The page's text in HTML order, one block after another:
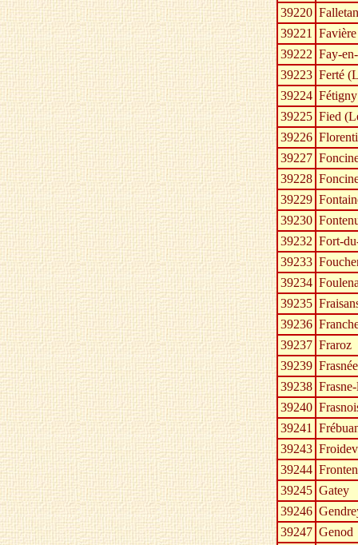
39220
39221
39222 Fay-
39223 Ferté
39224 Fétigny
39225 Fied
39226
39227
39228
39229
39230
39232 Fort-
39233
39234
39235
39236
39237 Fraroz
39239
39238
39240
39241
39243
39244
39245 Gatey
39246
39247 Genod